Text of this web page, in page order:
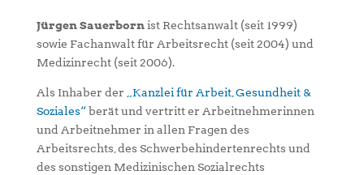
Jürgen Sauerbornist Rechtsanwalt (seit 1999)
sowie Fachanwalt für Arbeitsrecht (seit 2004) und
Medizinrecht (seit 2006).
Als Inhaber der „Kanzlei für Arbeit, Gesundheit &
Soziales“berät und vertritt er Arbeitnehmerinnen
und Arbeitnehmer in allen Fragen des
Arbeitsrechts, des Schwerbehindertenrechts und
des sonstigen Medizinischen Sozialrechts